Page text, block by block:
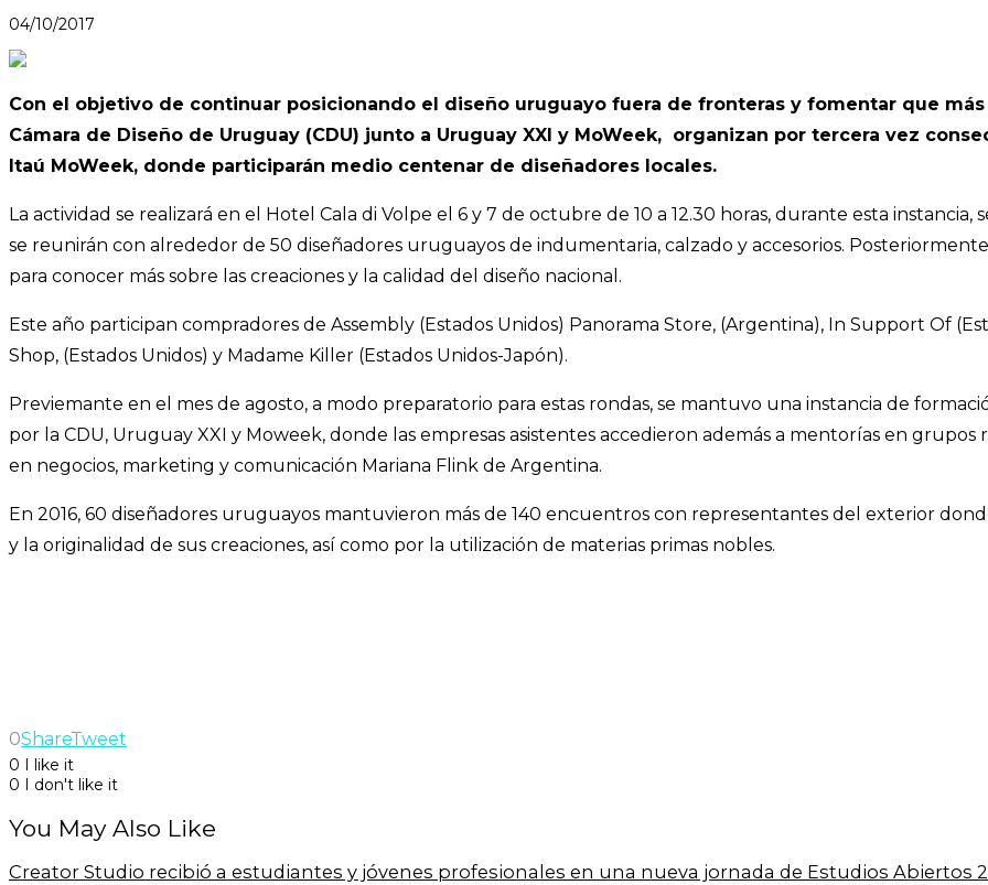
04/10/2017
Con el objetivo de continuar posicionando el diseño uruguayo fuera de fronteras y fomentar que
Cámara de Diseño de Uruguay (CDU) junto a Uruguay XXI y MoWeek, organizan por tercera vez
Itaú MoWeek, donde participarán medio centenar de diseñadores locales.
La actividad se realizará en el Hotel Cala di Volpe el 6 y 7 de octubre de 10 a 12.30 horas, durante esta
se reunirán con alrededor de 50 diseñadores uruguayos de indumentaria, calzado y accesorios.
para conocer más sobre las creaciones y la calidad del diseño nacional.
Este año participan compradores de Assembly (Estados Unidos) Panorama Store, (Argentina), In Support Of
Shop, (Estados Unidos) y Madame Killer (Estados Unidos-Japón).
Previemante en el mes de agosto, a modo preparatorio para estas rondas, se mantuvo una instancia de
por la CDU, Uruguay XXI y Moweek, donde las empresas asistentes accedieron además a mentorías en
en negocios, marketing y comunicación Mariana Flink de Argentina.
En 2016, 60 diseñadores uruguayos mantuvieron más de 140 encuentros con representantes del exterior
y la originalidad de sus creaciones, así como por la utilización de materias primas nobles.
0ShareTweet
0 I like it
0 I don't like it
You May Also Like
Creator Studio recibió a estudiantes y jóvenes profesionales en una nueva jornada de Estudios Abiertos